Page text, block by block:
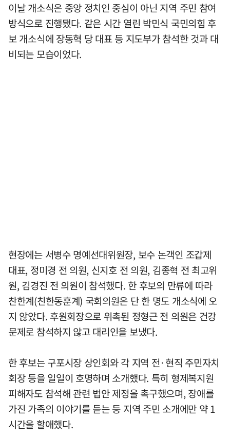
이날 개소식은 중앙 정치인 중심이 아닌 지역 주민 참여
방식으로 진행됐다. 같은 시간 열린 박민식 국민의힘 후
보 개소식에 장동혁 당 대표 등 지도부가 참석한 것과 대
비되는 모습이었다.
현장에는 서병수 명예선대위원장, 보수 논객인 조갑제
대표, 정미경 전 의원, 신지호 전 의원, 김종혁 전 최고위
원, 김경진 전 의원이 참석했다. 한 후보의 만류에 따라
찬한계(친한동훈계) 국회의원은 단 한 명도 개소식에 오
지 않았다. 후원회장으로 위촉된 정형근 전 의원은 건강
문제로 참석하지 않고 대리인을 보냈다.
한 후보는 구포시장 상인회와 각 지역 전·현직 주민자치
회장 등을 일일이 호명하며 소개했다. 특히 형제복지원
피해자도 참석해 관련 법안 제정을 촉구했으며, 장애를
가진 가족의 이야기를 듣는 등 지역 주민 소개에만 약 1
시간을 할애했다.